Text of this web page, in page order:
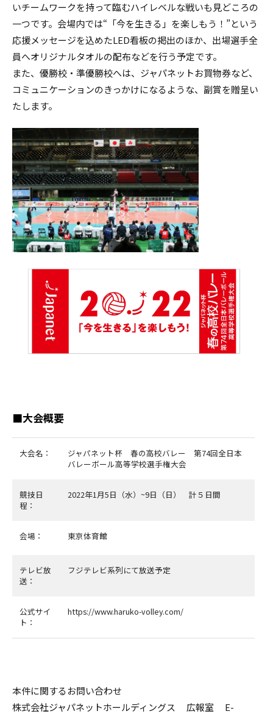
いチームワークを持って臨むハイレベルな戦いも見どころの
一つです。会場内では“「今を生きる」を楽しもう！”という
応援メッセージを込めたLED看板の掲出のほか、出場選手全
員へオリジナルタオルの配布などを行う予定です。
また、優勝校・準優勝校へは、ジャパネットお買物券など、
コミュニケーションのきっかけになるような、副賞を贈呈い
たします。
■大会概要
大会名：
ジャパネット杯 春の高校バレー 第74回全日本
バレーボール高等学校選手権大会
競技日
程：
2022年1月5日（水）~9日（日） 計５日間
会場： 東京体育館
テレビ放
送：
フジテレビ系列にて放送予定
公式サイ
ト：
https://www.haruko-volley.com/
本件に関するお問い合わせ
株式会社ジャパネットホールディングス 広報室 E-